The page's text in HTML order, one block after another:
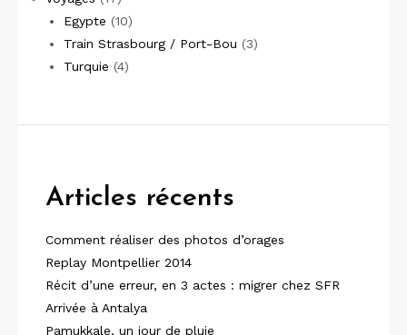
Egypte (10)
Train Strasbourg / Port-Bou (3)
Turquie (4)
Articles récents
Comment réaliser des photos d’orages
Replay Montpellier 2014
Récit d’une erreur, en 3 actes : migrer chez SFR
Arrivée à Antalya
Pamukkale, un jour de pluie